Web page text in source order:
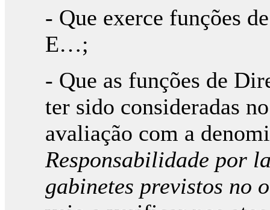
- Que exerce funções
E…;
- Que as funções de
ter sido consideradas
avaliação com a
Responsabilidade por
gabinetes previstos no